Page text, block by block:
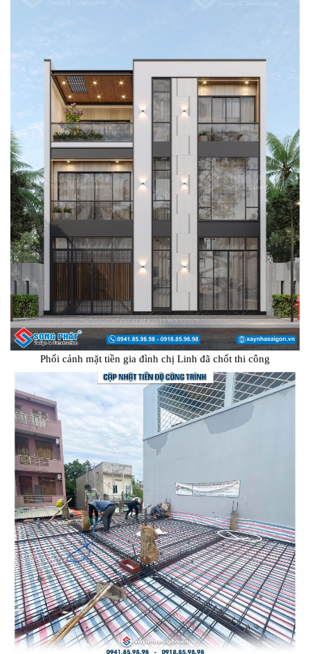
Phối cảnh mặt tiền gia đình chị Linh đã chốt thi công